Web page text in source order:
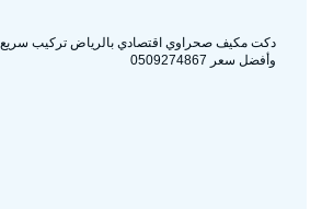
دكت مكيف صحراوي اقتصادي بالرياض تركيب سريع
وأفضل سعر 0509274867